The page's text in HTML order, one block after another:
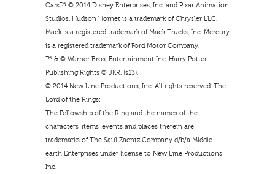
Cars™ © 2014 Disney Enterprises, Inc. and Pixar Animation
Studios. Hudson Hornet is a trademark of Chrysler LLC.
Mack is a registered trademark of Mack Trucks, Inc. Mercury
is a registered trademark of Ford Motor Company.
™ & © Warner Bros. Entertainment Inc. Harry Potter
Publishing Rights © JKR. (s13).
© 2014 New Line Productions, Inc. All rights reserved. The
Lord of the Rings:
The Fellowship of the Ring and the names of the
characters, items, events and places therein are
trademarks of The Saul Zaentz Company d/b/a Middle-
earth Enterprises under license to New Line Productions,
Inc.